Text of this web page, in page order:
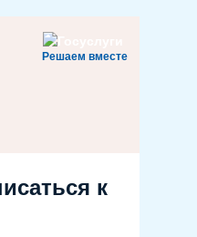
Решаем вместе
к